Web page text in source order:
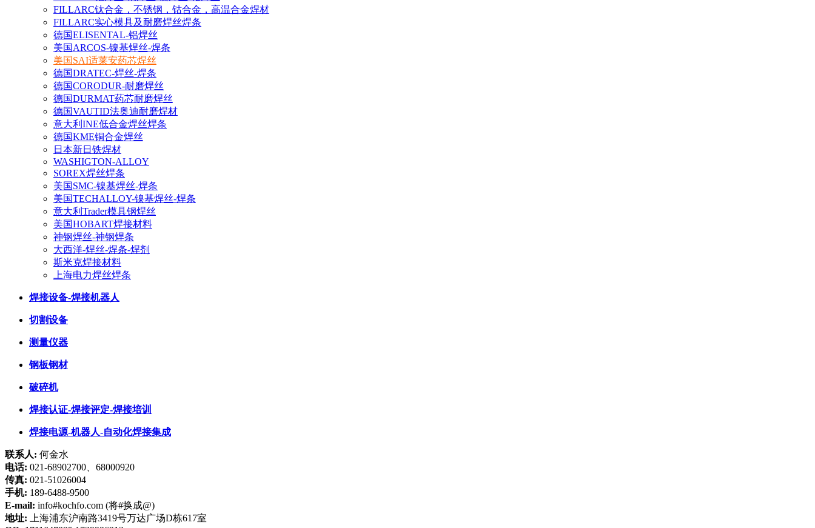
FILLARC钛合金，不锈钢，钴合金，高温合金焊材
FILLARC实心模具及耐磨焊丝焊条
德国ELISENTAL-铝焊丝
美国ARCOS-镍基焊丝-焊条
美国SAI适莱安药芯焊丝
德国DRATEC-焊丝-焊条
德国CORODUR-耐磨焊丝
德国DURMAT药芯耐磨焊丝
德国VAUTID法奥迪耐磨焊材
意大利INE低合金焊丝焊条
德国KME铜合金焊丝
日本新日铁焊材
WASHIGTON-ALLOY
SOREX焊丝焊条
美国SMC-镍基焊丝-焊条
美国TECHALLOY-镍基焊丝-焊条
意大利Trader模具钢焊丝
美国HOBART焊接材料
神钢焊丝-神钢焊条
大西洋-焊丝-焊条-焊剂
斯米克焊接材料
上海电力焊丝焊条
焊接设备-焊接机器人
切割设备
测量仪器
钢板钢材
破碎机
焊接认证-焊接评定-焊接培训
焊接电源-机器人-自动化焊接集成
联系人: 何金水
电话: 021-68902700、68000920
传真: 021-51026004
手机: 189-6488-9500
E-mail: info#kochfo.com (将#换成@)
地址: 上海浦东沪南路3419号万达广场D栋617室